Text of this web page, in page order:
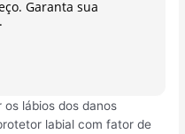
Garanta sua
lábios dos danos
labial com fator de